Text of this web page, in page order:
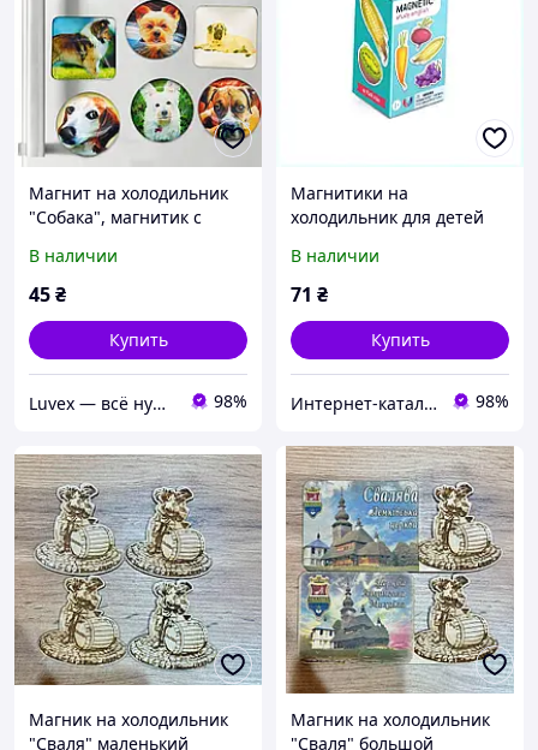
Магнит на холодильник
"Собака", магнитик с
В наличии
45₴
Купить
Luvex — всё нужное в одном месте 98%
Магнитики на
холодильник для детей
7621PB55C5
В наличии
71 ₴
Купить
Инте​рнет​-кат​алог ск​​идок "BAGSPACE" 98%
Магник на холодильник
"Сваля" маленький
Магник на холодильник
"Сваля" большой